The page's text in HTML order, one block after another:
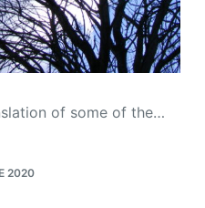
of some of the…
2020